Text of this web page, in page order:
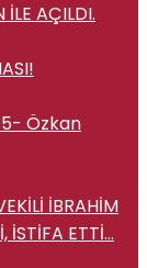
İLE AÇILDI.
Özkan
İBRAHİM
İSTİFA ETTİ…